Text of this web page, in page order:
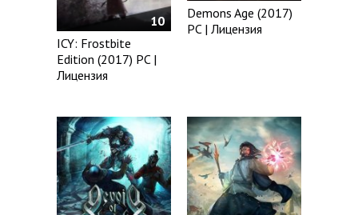
10
ICY: Frostbite
Edition (2017) PC |
Лицензия
Demons Age (2017)
PC | Лицензия